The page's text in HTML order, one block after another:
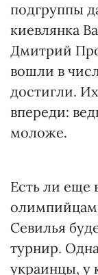
подгруппы
киевлянка
Дмитрий
вошли в
достигли.
впереди:
моложе.
Есть ли еще
Севилья
турнир.
украинцы, у